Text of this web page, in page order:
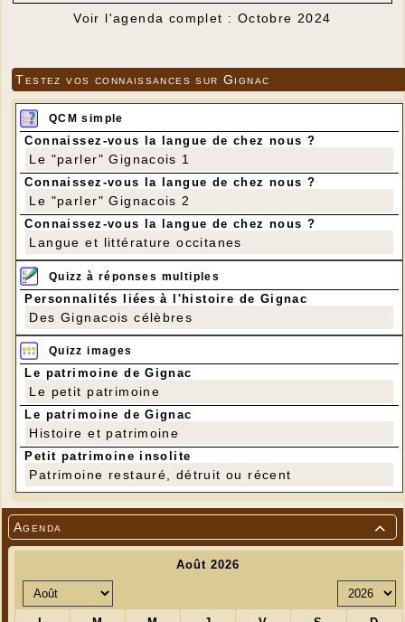

Agenda
Voir l'agenda complet : Octobre 2024
Testez vos connaissances sur Gignac
QCM simple
Connaissez-vous la langue de chez nous ?
Le "parler" Gignacois 1
Connaissez-vous la langue de chez nous ?
Le "parler" Gignacois 2
Connaissez-vous la langue de chez nous ?
Langue et littérature occitanes
Quizz à réponses multiples
Personnalités liées à l'histoire de Gignac
Des Gignacois célèbres
Quizz images
Le patrimoine de Gignac
Le petit patrimoine
Le patrimoine de Gignac
Histoire et patrimoine
Petit patrimoine insolite
Patrimoine restauré, détruit ou récent